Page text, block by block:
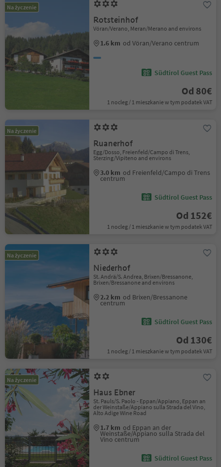
Na życzenie
Rotsteinhof
Vöran/Verano, Meran/Merano and environs
1.6 km od Vöran/Verano centrum
Südtirol Guest Pass
Od 80€
1 nocleg / 1 mieszkanie w tym podatek VAT
Na życzenie
Ruanerhof
Egg/Dosso, Freienfeld/Campo di Trens,
Sterzing/Vipiteno and environs
3.0 km od Freienfeld/Campo di Trens
centrum
Südtirol Guest Pass
Od 152€
1 nocleg / 1 mieszkanie w tym podatek VAT
Na życzenie
Niederhof
St. Andrä/S. Andrea, Brixen/Bressanone,
Brixen/Bressanone and environs
2.2 km od Brixen/Bressanone
centrum
Südtirol Guest Pass
Od 130€
1 nocleg / 1 mieszkanie w tym podatek VAT
Na życzenie
Haus Ebner
St. Pauls/S. Paolo - Eppan/Appiano, Eppan an
der Weinstaße/Appiano sulla Strada del Vino,
Alto Adige Wine Road
1.7 km od Eppan an der
Weinstaße/Appiano sulla Strada del
Vino centrum
Südtirol Guest Pass